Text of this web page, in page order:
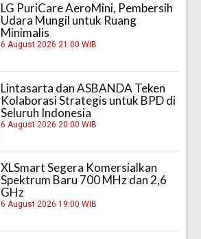
LG PuriCare AeroMini, Pembersih
Udara Mungil untuk Ruang
Minimalis
6 August 2026 21:00 WIB
Lintasarta dan ASBANDA Teken
Kolaborasi Strategis untuk BPD di
Seluruh Indonesia
6 August 2026 20:00 WIB
XLSmart Segera Komersialkan
Spektrum Baru 700 MHz dan 2,6
GHz
6 August 2026 19:00 WIB